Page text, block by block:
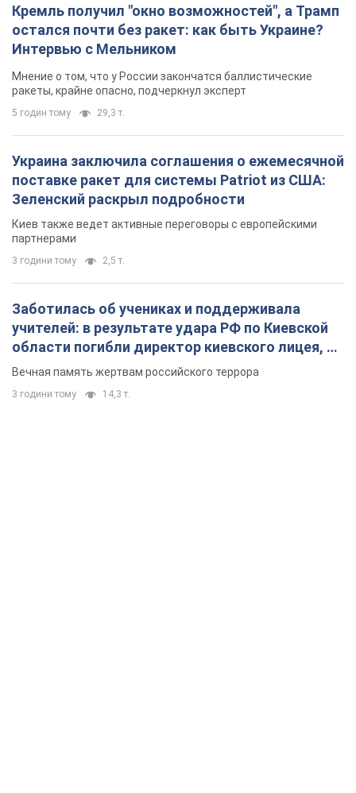
Кремль получил "окно возможностей", а Трамп
остался почти без ракет: как быть Украине?
Интервью с Мельником
Мнение о том, что у России закончатся баллистические
ракеты, крайне опасно, подчеркнул эксперт
5 годин тому 29,3 т.
Украина заключила соглашения о ежемесячной
поставке ракет для системы Patriot из США:
Зеленский раскрыл подробности
Киев также ведет активные переговоры с европейскими
партнерами
3 години тому 2,5 т.
Заботилась об учениках и поддерживала
учителей: в результате удара РФ по Киевской
области погибли директор киевского лицея, её
муж и внук
Вечная память жертвам российского террора
3 години тому 14,3 т.